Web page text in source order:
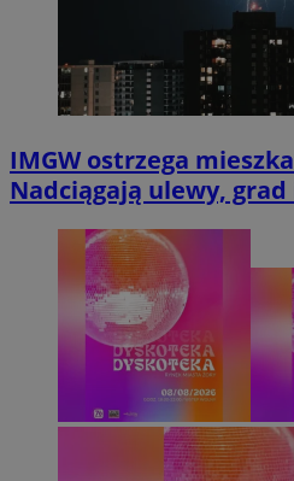
IMGW ostrzega
Nadciągają ulewy,